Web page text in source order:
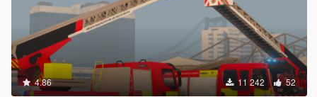
4.86 11 242 52